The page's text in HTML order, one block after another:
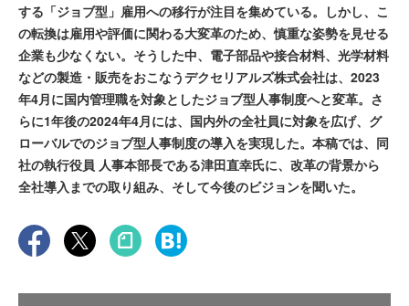
する「ジョブ型」雇用への移行が注目を集めている。しかし、こ
の転換は雇用や評価に関わる大変革のため、慎重な姿勢を見せる
企業も少なくない。そうした中、電子部品や接合材料、光学材料
などの製造・販売をおこなうデクセリアルズ株式会社は、2023
年4月に国内管理職を対象としたジョブ型人事制度へと変革。さ
らに1年後の2024年4月には、国内外の全社員に対象を広げ、グ
ローバルでのジョブ型人事制度の導入を実現した。本稿では、同
社の執行役員 人事本部長である津田直幸氏に、改革の背景から
全社導入までの取り組み、そして今後のビジョンを聞いた。